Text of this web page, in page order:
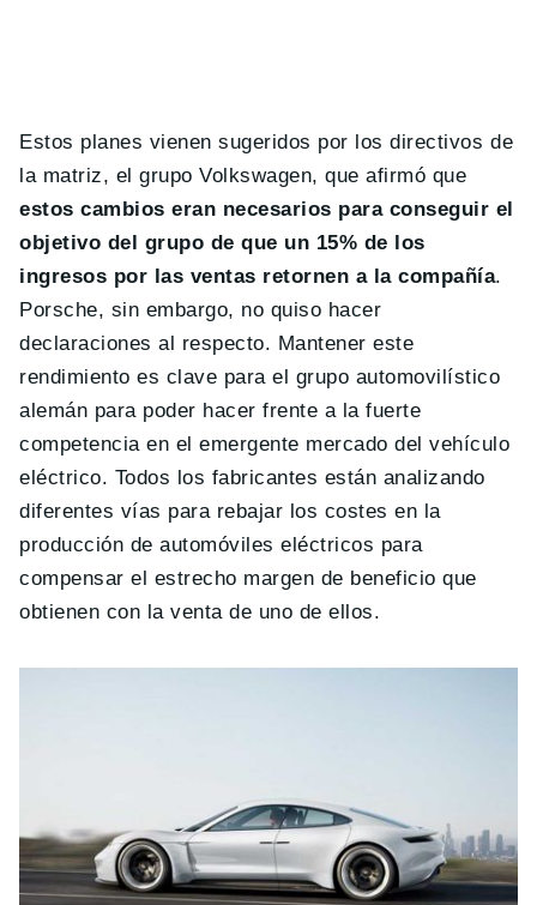
Estos planes vienen sugeridos por los directivos de
la matriz, el grupo Volkswagen, que afirmó que
estos cambios eran necesarios para conseguir el
objetivo del grupo de que un 15% de los
ingresos por las ventas retornen a la compañía.
Porsche, sin embargo, no quiso hacer
declaraciones al respecto. Mantener este
rendimiento es clave para el grupo automovilístico
alemán para poder hacer frente a la fuerte
competencia en el emergente mercado del vehículo
eléctrico. Todos los fabricantes están analizando
diferentes vías para rebajar los costes en la
producción de automóviles eléctricos para
compensar el estrecho margen de beneficio que
obtienen con la venta de uno de ellos.